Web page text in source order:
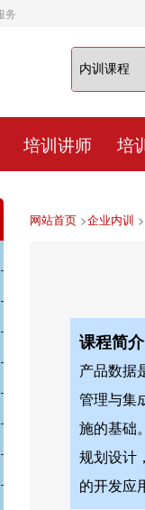
务
培训讲师 培
网站首页>企业内训 >
课程简介
产品数据
管理与集
施的基础
规划设计
的开发应